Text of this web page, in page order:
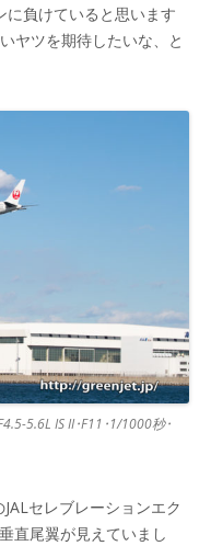
に負けていると思います
ヤツを期待したいな、と
5.6L IS II･F11･1/1000秒･
セレブレーションエク
直尾翼が見えていまし